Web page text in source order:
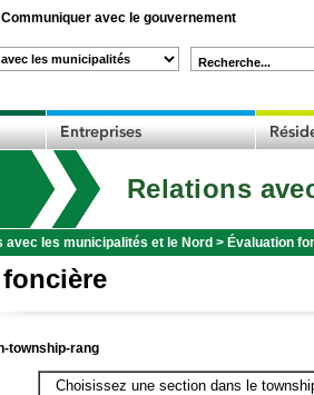
Communiquer avec le gouvernement
Recherche...
Relations
avec les municipalités et le Nord > Évaluation
township-rang
Choisissez une section dans le